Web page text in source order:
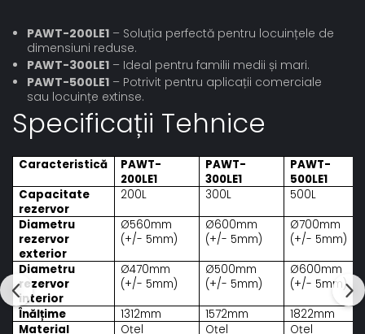
PAWT-200LE1 – Soluția perfectă pentru locuințele de
dimensiuni reduse.
PAWT-300LE1 – Ideal pentru familii medii și mari.
PAWT-500LE1 – Potrivit pentru aplicații comerciale
sau locuințe extinse.
Specificații Tehnice
Caracteristică
PAWT-
200LE1
PAWT-
300LE1
PAWT-
500LE1
Capacitate
rezervor
200L 300L
500L
Diametru
rezervor
exterior
Ø560mm
(+/- 5mm)
Ø600mm
(+/- 5mm)
Ø700mm
(+/- 5mm)
Diametru
rezervor
interior
Ø470mm
(+/- 5mm)
Ø500mm
(+/- 5mm)
Ø600mm
(+/- 5mm)
Înălțime
1312mm 1572mm
1822mm
Material
Oțel Oțel Oțel